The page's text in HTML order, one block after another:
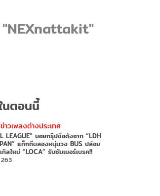
"NEXnattakit"
ตอนนี้
ข่าวเพลงต่างประเทศ
LEAGUE” บอยกรุ๊ปชื่อดังจาก “LDH
แท็กทีมสองหนุ่มวง BUS ปล่อย
กิลใหม่ “LOCA” รับซัมเมอร์เบรค!!
263